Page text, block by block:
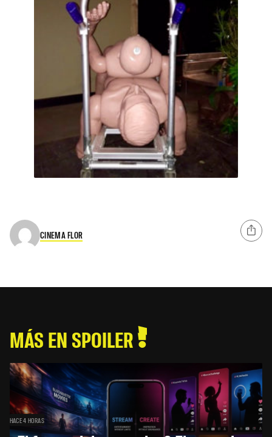
CINEMA FLOR
MÁS EN SPOILER
HACE 4 HORAS